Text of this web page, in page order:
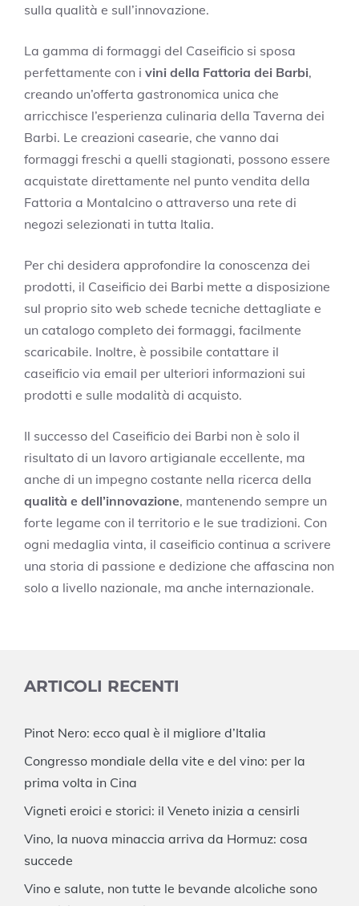
sulla qualità e sull’innovazione.
La gamma di formaggi del Caseificio si sposa
perfettamente con i vini della Fattoria dei Barbi,
creando un’offerta gastronomica unica che
arricchisce l’esperienza culinaria della Taverna dei
Barbi. Le creazioni casearie, che vanno dai
formaggi freschi a quelli stagionati, possono essere
acquistate direttamente nel punto vendita della
Fattoria a Montalcino o attraverso una rete di
negozi selezionati in tutta Italia.
Per chi desidera approfondire la conoscenza dei
prodotti, il Caseificio dei Barbi mette a disposizione
sul proprio sito web schede tecniche dettagliate e
un catalogo completo dei formaggi, facilmente
scaricabile. Inoltre, è possibile contattare il
caseificio via email per ulteriori informazioni sui
prodotti e sulle modalità di acquisto.
Il successo del Caseificio dei Barbi non è solo il
risultato di un lavoro artigianale eccellente, ma
anche di un impegno costante nella ricerca della
qualità e dell’innovazione, mantenendo sempre un
forte legame con il territorio e le sue tradizioni. Con
ogni medaglia vinta, il caseificio continua a scrivere
una storia di passione e dedizione che affascina non
solo a livello nazionale, ma anche internazionale.
ARTICOLI RECENTI
Pinot Nero: ecco qual è il migliore d’Italia
Congresso mondiale della vite e del vino: per la
prima volta in Cina
Vigneti eroici e storici: il Veneto inizia a censirli
Vino, la nuova minaccia arriva da Hormuz: cosa
succede
Vino e salute, non tutte le bevande alcoliche sono